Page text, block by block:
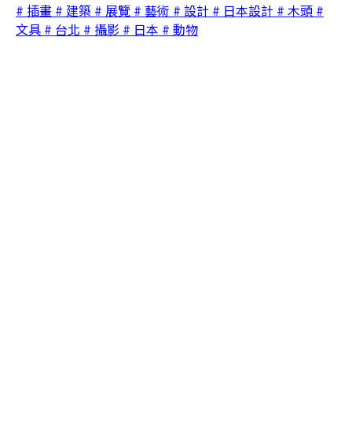
# 插畫 # 建築 # 展覽 # 藝術 # 設計 # 日本設計 # 木頭 #
文具 # 台北 # 攝影 # 日本 # 動物